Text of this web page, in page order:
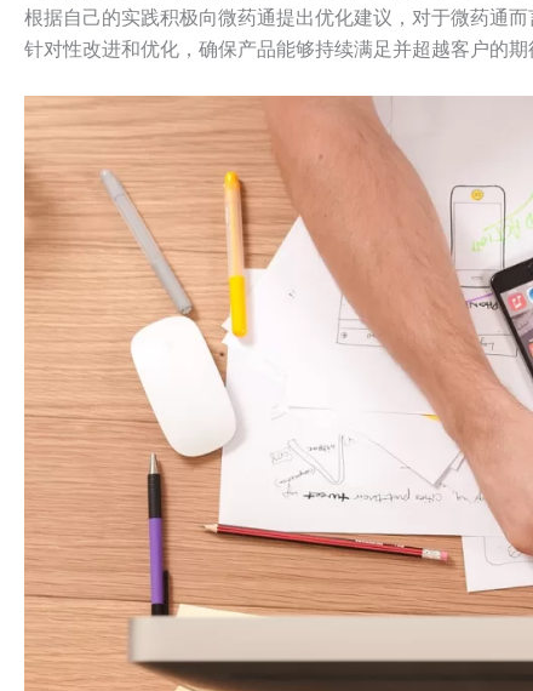
根据自己的实践积极向微药通提出优化建议，对于微药通
针对性改进和优化，确保产品能够持续满足并超越客户的期